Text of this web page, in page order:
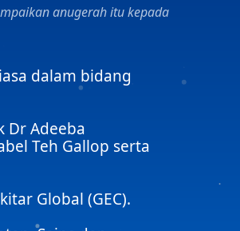
anugerah itu kepada
dalam bidang
Dr Adeeba
Teh Gallop serta
Global (GEC).